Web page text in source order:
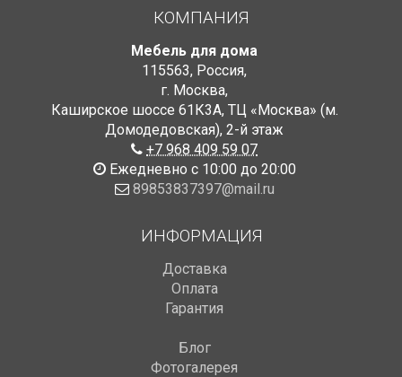
КОМПАНИЯ
Мебель для дома
115563, Россия,
г. Москва,
Каширское шоссе 61К3А, ТЦ «Москва» (м.
Домодедовская), 2-й этаж
+7 968 409 59 07
Ежедневно с 10:00 до 20:00
89853837397@mail.ru
ИНФОРМАЦИЯ
Доставка
Оплата
Гарантия
Блог
Фотогалерея